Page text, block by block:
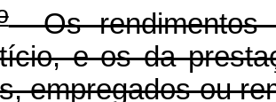
Os rendimentos
e os da
empregados ou